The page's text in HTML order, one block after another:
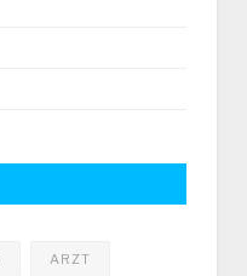
ARZT